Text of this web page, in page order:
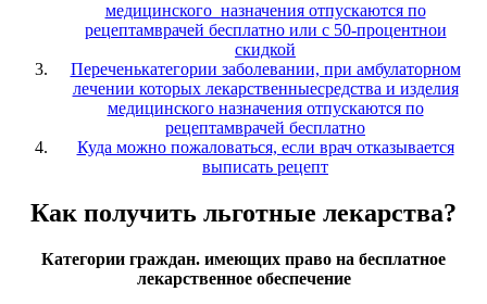
медицинского назначения отпускаются по
рецептамврачей бесплатно или с 50-процентнои
скидкой
Переченькатегории заболевании, при амбулаторном
лечении которых лекарственныесредства и изделия
медицинского назначения отпускаются по
рецептамврачей бесплатно
Куда можно пожаловаться, если врач отказывается
выписать рецепт
Как получить льготные лекарства?
Категории граждан. имеющих право на бесплатное
лекарственное обеспечение